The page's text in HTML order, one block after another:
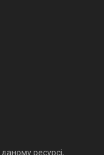
ресурсі,